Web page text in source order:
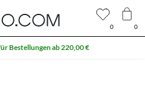
0 0
Bestellungen ab 220,00 €